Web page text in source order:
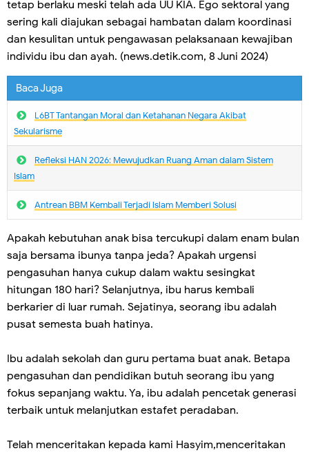
tetap berlaku meski telah ada UU KIA. Ego sektoral yang
sering kali diajukan sebagai hambatan dalam koordinasi
dan kesulitan untuk pengawasan pelaksanaan kewajiban
individu ibu dan ayah. (news.detik.com, 8 Juni 2024)
Baca Juga
L6BT Tantangan Moral dan Ketahanan Negara Akibat
Sekularisme
Refleksi HAN 2026: Mewujudkan Ruang Aman dalam Sistem
Islam
Antrean BBM Kembali Terjadi lslam Memberi Solusi
Apakah kebutuhan anak bisa tercukupi dalam enam bulan
saja bersama ibunya tanpa jeda? Apakah urgensi
pengasuhan hanya cukup dalam waktu sesingkat
hitungan 180 hari? Selanjutnya, ibu harus kembali
berkarier di luar rumah. Sejatinya, seorang ibu adalah
pusat semesta buah hatinya.
Ibu adalah sekolah dan guru pertama buat anak. Betapa
pengasuhan dan pendidikan butuh seorang ibu yang
fokus sepanjang waktu. Ya, ibu adalah pencetak generasi
terbaik untuk melanjutkan estafet peradaban.
Telah menceritakan kepada kami Hasyim,menceritakan